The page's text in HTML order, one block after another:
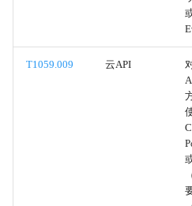
T1059.009 云API